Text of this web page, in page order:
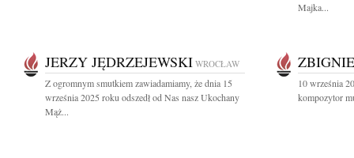
Majka...
JERZY JĘDRZEJEWSKI WROCŁAW
Z ogromnym smutkiem zawiadamiamy, że dnia 15
września 2025 roku odszedł od Nas nasz Ukochany
Mąż...
10 września
kompozytor